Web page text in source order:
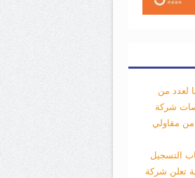
لعدد من
شركة
من مقاولي
التسجيل
تعلن شركة